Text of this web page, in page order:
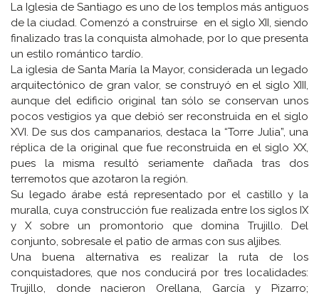
La Iglesia de Santiago es uno de los templos más antiguos
de la ciudad. Comenzó a construirse en el siglo XII, siendo
finalizado tras la conquista almohade, por lo que presenta
un estilo romántico tardío.
La iglesia de Santa María la Mayor, considerada un legado
arquitectónico de gran valor, se construyó en el siglo XIII,
aunque del edificio original tan sólo se conservan unos
pocos vestigios ya que debió ser reconstruida en el siglo
XVI. De sus dos campanarios, destaca la “Torre Julia”, una
réplica de la original que fue reconstruida en el siglo XX,
pues la misma resultó seriamente dañada tras dos
terremotos que azotaron la región.
Su legado árabe está representado por el castillo y la
muralla, cuya construcción fue realizada entre los siglos IX
y X sobre un promontorio que domina Trujillo. Del
conjunto, sobresale el patio de armas con sus aljibes.
Una buena alternativa es realizar la ruta de los
conquistadores, que nos conducirá por tres localidades:
Trujillo, donde nacieron Orellana, García y Pizarro;